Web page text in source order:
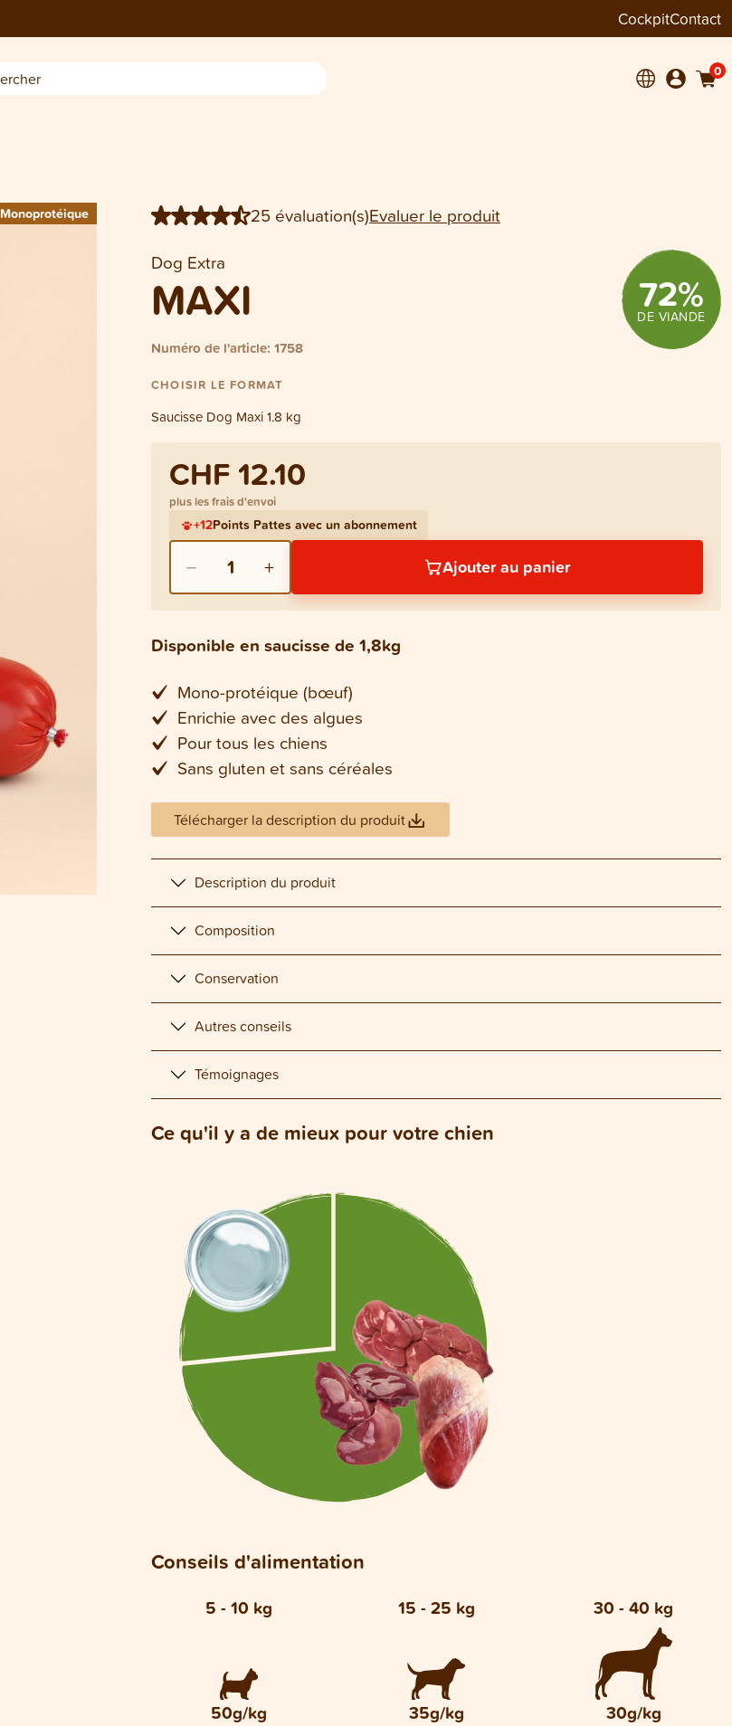
CockpitContact
0
Saucisse Dog Maxi 1.8 kg −
Monoprotéique
Monoprotéique 25 évaluation(s)Evaluer le produit
Dog Extra
MAXI
Numéro de l'article: 1758
72%
DE VIANDE
CHOISIR LE FORMAT
Saucisse Dog Maxi 1.8 kg
CHF 12.10
plus les frais d'envoi
+12Points Pattes avec un abonnement
− 1 + Ajouter au panier
Disponible en saucisse de 1,8kg
Mono-protéique (bœuf)
Enrichie avec des algues
Pour tous les chiens
Sans gluten et sans céréales
Télécharger la description du produit
Description du produit
Composition
Conservation
Autres conseils
Témoignages
Ce qu'il y a de mieux pour votre chien
Conseils d'alimentation
5 - 10 kg 15 - 25 kg 30 - 40 kg
50g/kg 35g/kg 30g/kg